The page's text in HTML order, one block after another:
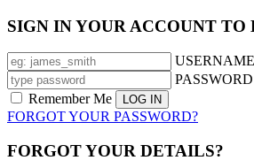
SIGN IN YOUR ACCOUNT TO
USERNAME
PASSWORD
Remember Me
FORGOT YOUR PASSWORD?
FORGOT YOUR DETAILS?